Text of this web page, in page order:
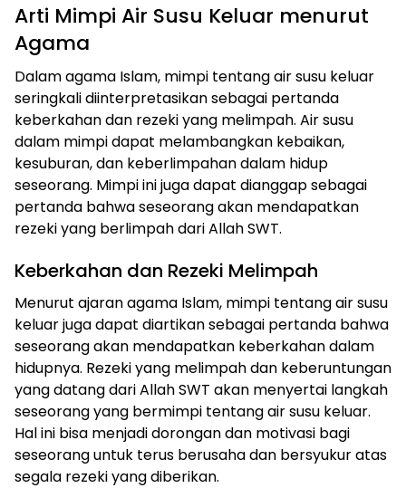
Arti Mimpi Air Susu Keluar menurut
Agama
Dalam agama Islam, mimpi tentang air susu keluar
seringkali diinterpretasikan sebagai pertanda
keberkahan dan rezeki yang melimpah. Air susu
dalam mimpi dapat melambangkan kebaikan,
kesuburan, dan keberlimpahan dalam hidup
seseorang. Mimpi ini juga dapat dianggap sebagai
pertanda bahwa seseorang akan mendapatkan
rezeki yang berlimpah dari Allah SWT.
Keberkahan dan Rezeki Melimpah
Menurut ajaran agama Islam, mimpi tentang air susu
keluar juga dapat diartikan sebagai pertanda bahwa
seseorang akan mendapatkan keberkahan dalam
hidupnya. Rezeki yang melimpah dan keberuntungan
yang datang dari Allah SWT akan menyertai langkah
seseorang yang bermimpi tentang air susu keluar.
Hal ini bisa menjadi dorongan dan motivasi bagi
seseorang untuk terus berusaha dan bersyukur atas
segala rezeki yang diberikan.